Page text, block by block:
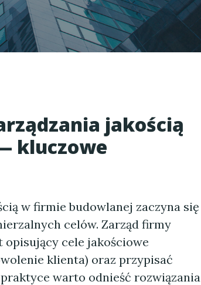
jakością
kluczowe
w firmie budowlanej zaczyna się
celów. Zarząd firmy
cele jakościowe
klienta) oraz przypisać
warto odnieść rozwiązania